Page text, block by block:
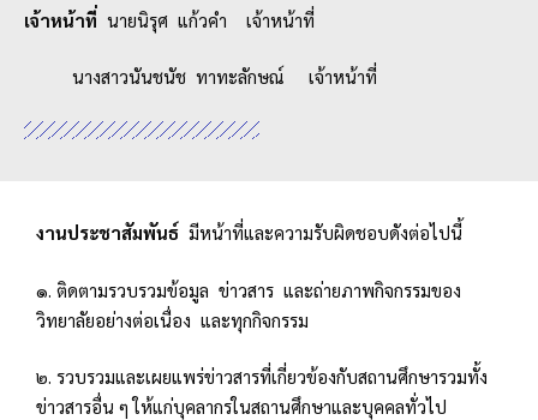
เจ้าหน้าที่ นายนิรุศ แก้วคำ เจ้าหน้าที่
นางสาวนันชนัช ทาทะลักษณ์ เจ้าหน้าที่
งานประชาสัมพันธ์ มีหน้าที่และความรับผิดชอบดังต่อไปนี้
๑. ติดตามรวบรวมข้อมูล ข่าวสาร และถ่ายภาพกิจกรรมของ
วิทยาลัยอย่างต่อเนื่อง และทุกกิจกรรม
๒. รวบรวมและเผยแพร่ข่าวสารที่เกี่ยวข้องกับสถานศึกษารวมทั้ง
ข่าวสารอื่น ๆ ให้แก่บุคลากรในสถานศึกษาและบุคคลทั่วไป